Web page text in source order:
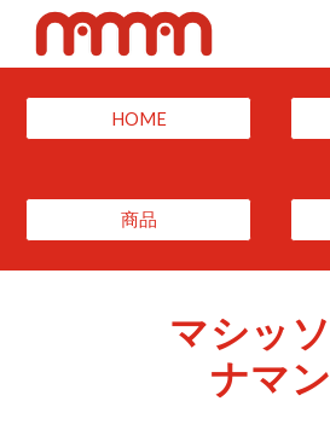
HOME
商品
マシッ
ナマン